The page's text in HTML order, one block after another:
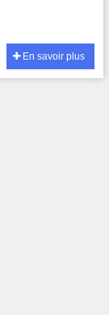
En savoir plus